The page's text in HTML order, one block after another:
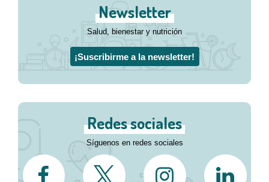
Newsletter
Salud, bienestar y nutrición
¡Suscribirme a la newsletter!
Redes sociales
Síguenos en redes sociales